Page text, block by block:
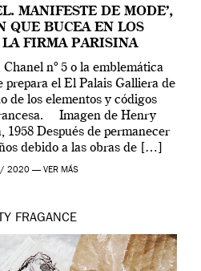
MANIFESTE DE MODE’,
QUE BUCEA EN LOS
LA FIRMA PARISINA
Chanel nº 5 o la emblemática
prepara el El Palais Galliera de
de los elementos y códigos
Imagen de Henry
1958 Después de permanecer
debido a las obras de […]
2020 — VER MÁS
FRAGANCE